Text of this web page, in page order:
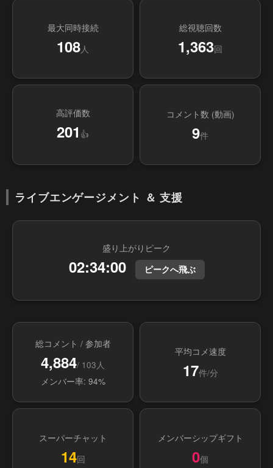
最大同時接続
108人
総視聴回数
1,363回
高評価数
201 👍
コメント数 (動画)
9件
ライブエンゲージメント ＆ 支援
盛り上がりピーク
02:34:00 ピークへ飛ぶ
総コメント / 参加者
4,884/ 103人
メンバー率: 94%
平均コメ速度
17件/分
スーパーチャット
14回
メンバーシップギフト
0個